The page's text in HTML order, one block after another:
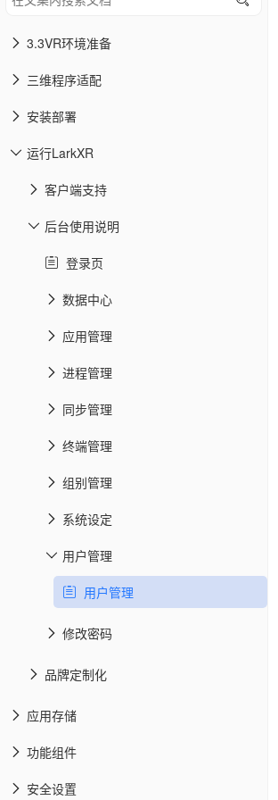
3.3VR环境准备
三维程序适配
安装部署
运行LarkXR
客户端支持
后台使用说明
登录页
数据中心
应用管理
进程管理
同步管理
终端管理
组别管理
系统设定
用户管理
用户管理
修改密码
品牌定制化
应用存储
功能组件
安全设置